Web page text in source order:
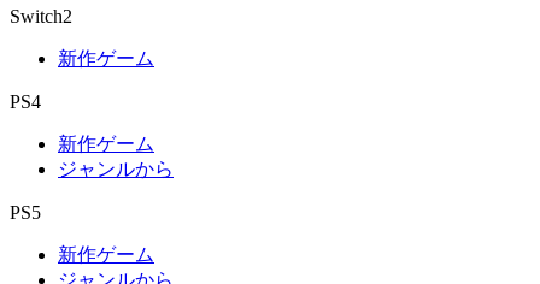
Switch2
新作ゲーム
PS4
新作ゲーム
ジャンルから
PS5
新作ゲーム
ジャンルから